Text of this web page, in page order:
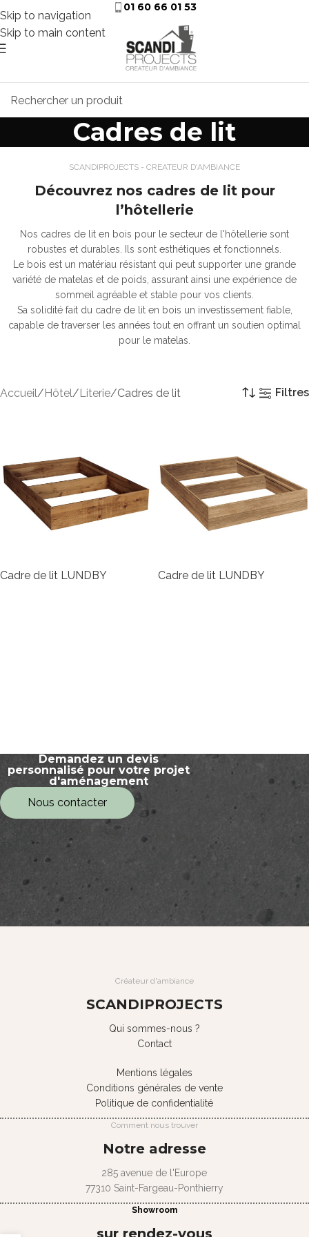
Skip to navigation
Skip to main content
01 60 66 01 53
Cadres de lit
SCANDIPROJECTS - CREATEUR D'AMBIANCE
Découvrez nos cadres de lit pour
l’hôtellerie
Nos cadres de lit en bois pour le secteur de l'hôtellerie sont
robustes et durables. Ils sont esthétiques et fonctionnels.
Le bois est un matériau résistant qui peut supporter une grande
variété de matelas et de poids, assurant ainsi une expérience de
sommeil agréable et stable pour vos clients.
Sa solidité fait du cadre de lit en bois un investissement fiable,
capable de traverser les années tout en offrant un soutien optimal
pour le matelas.
Accueil Hôtel Literie Cadres de lit Filtres
Cadre de lit LUNDBY Cadre de lit LUNDBY
Demandez un devis
personnalisé pour votre projet
d'aménagement
Nous contacter
Créateur d'ambiance
SCANDIPROJECTS
Qui sommes-nous ?
Contact
Mentions légales
Conditions générales de vente
Politique de confidentialité
Comment nous trouver
Notre adresse
285 avenue de l'Europe
77310 Saint-Fargeau-Ponthierry
Showroom
sur rendez-vous